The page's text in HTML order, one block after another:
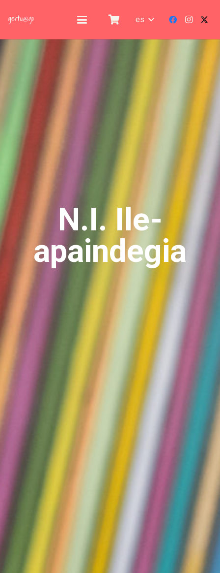
es
N.I. Ile-
apaindegia